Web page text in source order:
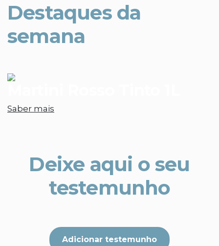
Destaques da
semana
Saber mais
Deixe aqui o seu
testemunho
Adicionar testemunho